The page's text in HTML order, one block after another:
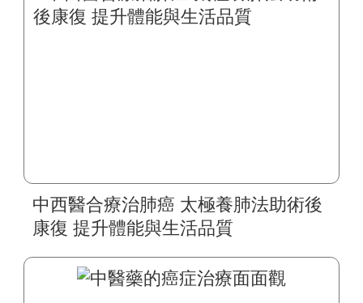
中西醫合療治肺癌 太極養肺法助術後
康復 提升體能與生活品質